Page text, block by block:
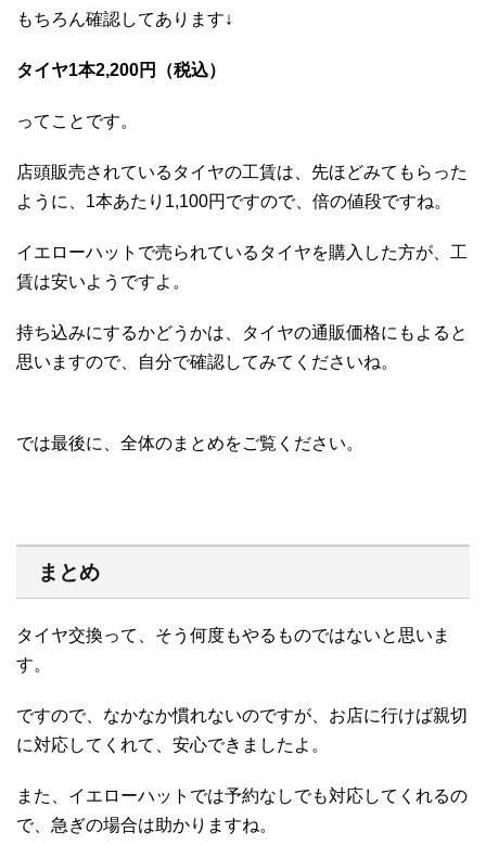
もちろん確認してあります↓
タイヤ1本2,200円（税込）
ってことです。
店頭販売されているタイヤの工賃は、先ほどみてもらった
ように、1本あたり1,100円ですので、倍の値段ですね。
イエローハットで売られているタイヤを購入した方が、工
賃は安いようですよ。
持ち込みにするかどうかは、タイヤの通販価格にもよると
思いますので、自分で確認してみてくださいね。
では最後に、全体のまとめをご覧ください。
まとめ
タイヤ交換って、そう何度もやるものではないと思いま
す。
ですので、なかなか慣れないのですが、お店に行けば親切
に対応してくれて、安心できましたよ。
また、イエローハットでは予約なしでも対応してくれるの
で、急ぎの場合は助かりますね。